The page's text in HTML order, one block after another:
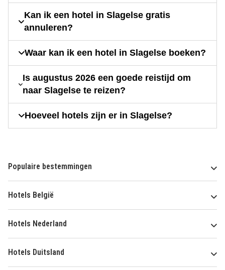
Kan ik een hotel in Slagelse gratis
annuleren?
Waar kan ik een hotel in Slagelse boeken?
Is augustus 2026 een goede reistijd om
naar Slagelse te reizen?
Hoeveel hotels zijn er in Slagelse?
Populaire bestemmingen
Hotels België
Hotels Nederland
Hotels Duitsland